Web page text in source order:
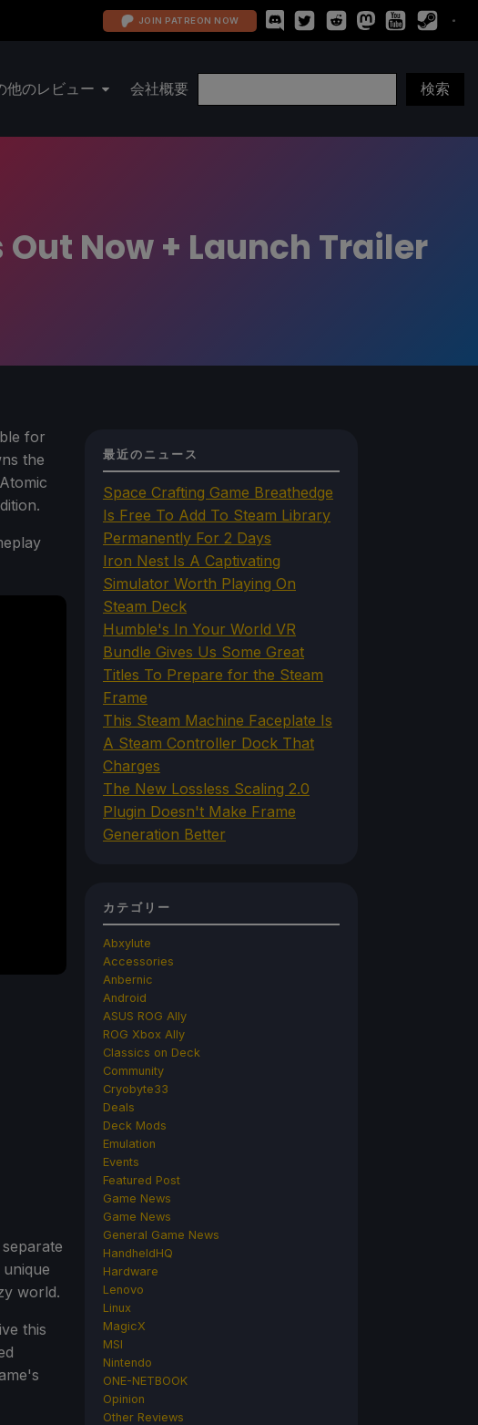
JOIN PATREON NOW
他のレビュー 会社概要
Now + Launch Trailer
for
the
world.
this
最近のニュース
Space Crafting Game Breathedge
Is Free To Add To Steam Library
Permanently For 2 Days
Iron Nest Is A Captivating
Simulator Worth Playing On
Steam Deck
Humble's In Your World VR
Bundle Gives Us Some Great
Titles To Prepare for the Steam
Frame
This Steam Machine Faceplate Is
A Steam Controller Dock That
Charges
The New Lossless Scaling 2.0
Plugin Doesn't Make Frame
Generation Better
カテゴリー
Abxylute
Accessories
Anbernic
Android
ASUS ROG Ally
ROG Xbox Ally
Classics on Deck
Community
Cryobyte33
Deals
Deck Mods
Emulation
Events
Featured Post
Game News
Game News
General Game News
HandheldHQ
Hardware
Lenovo
Linux
MagicX
MSI
Nintendo
ONE-NETBOOK
Opinion
Other Reviews